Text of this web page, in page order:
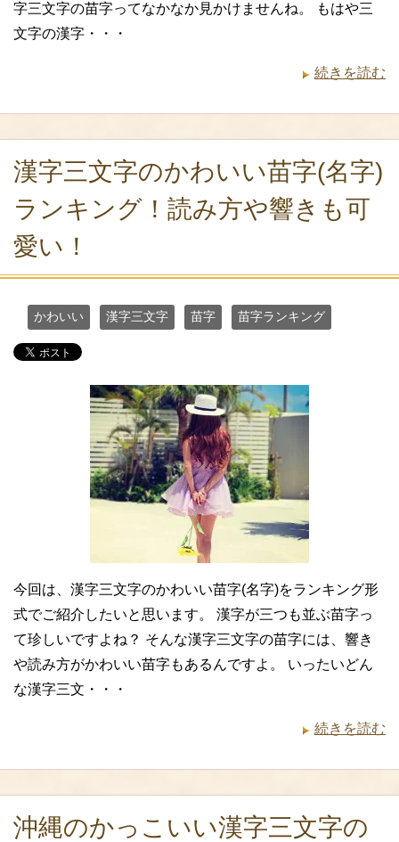
字三文字の苗字ってなかなか見かけませんね。 もはや三
文字の漢字・・・
続きを読む
漢字三文字のかわいい苗字(名字)
ランキング！読み方や響きも可
愛い！
かわいい 漢字三文字 苗字 苗字ランキング
今回は、漢字三文字のかわいい苗字(名字)をランキング形
式でご紹介したいと思います。 漢字が三つも並ぶ苗字っ
て珍しいですよね？ そんな漢字三文字の苗字には、響き
や読み方がかわいい苗字もあるんですよ。 いったいどん
な漢字三文・・・
続きを読む
沖縄のかっこいい漢字三文字の